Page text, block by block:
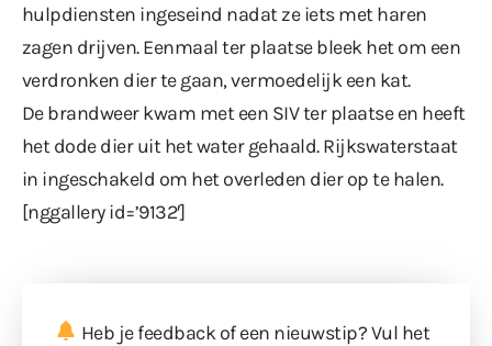
hulpdiensten ingeseind nadat ze iets met haren
zagen drijven. Eenmaal ter plaatse bleek het om een
verdronken dier te gaan, vermoedelijk een kat.
De brandweer kwam met een SIV ter plaatse en heeft
het dode dier uit het water gehaald. Rijkswaterstaat
in ingeschakeld om het overleden dier op te halen.
[nggallery id=’9132′]
Heb je feedback of een nieuwstip? Vul het